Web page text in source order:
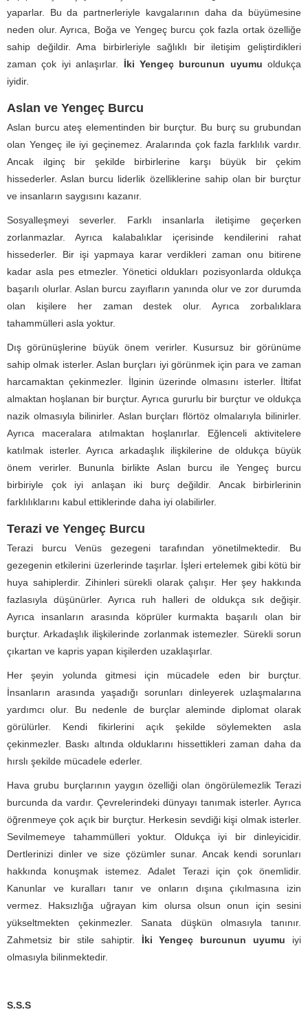
yaparlar. Bu da partnerleriyle kavgalarının daha da büyümesine
neden olur. Ayrıca, Boğa ve Yengeç burcu çok fazla ortak özelliğe
sahip değildir. Ama birbirleriyle sağlıklı bir iletişim geliştirdikleri
zaman çok iyi anlaşırlar. İki Yengeç burcunun uyumu oldukça
iyidir.
Aslan ve Yengeç Burcu
Aslan burcu ateş elementinden bir burçtur. Bu burç su grubundan
olan Yengeç ile iyi geçinemez. Aralarında çok fazla farklılık vardır.
Ancak ilginç bir şekilde birbirlerine karşı büyük bir çekim
hissederler. Aslan burcu liderlik özelliklerine sahip olan bir burçtur
ve insanların saygısını kazanır.
Sosyalleşmeyi severler. Farklı insanlarla iletişime geçerken
zorlanmazlar. Ayrıca kalabalıklar içerisinde kendilerini rahat
hissederler. Bir işi yapmaya karar verdikleri zaman onu bitirene
kadar asla pes etmezler. Yönetici oldukları pozisyonlarda oldukça
başarılı olurlar. Aslan burcu zayıfların yanında olur ve zor durumda
olan kişilere her zaman destek olur. Ayrıca zorbalıklara
tahammülleri asla yoktur.
Dış görünüşlerine büyük önem verirler. Kusursuz bir görünüme
sahip olmak isterler. Aslan burçları iyi görünmek için para ve zaman
harcamaktan çekinmezler. İlginin üzerinde olmasını isterler. İltifat
almaktan hoşlanan bir burçtur. Ayrıca gururlu bir burçtur ve oldukça
nazik olmasıyla bilinirler. Aslan burçları flörtöz olmalarıyla bilinirler.
Ayrıca maceralara atılmaktan hoşlanırlar. Eğlenceli aktivitelere
katılmak isterler. Ayrıca arkadaşlık ilişkilerine de oldukça büyük
önem verirler. Bununla birlikte Aslan burcu ile Yengeç burcu
birbiriyle çok iyi anlaşan iki burç değildir. Ancak birbirlerinin
farklılıklarını kabul ettiklerinde daha iyi olabilirler.
Terazi ve Yengeç Burcu
Terazi burcu Venüs gezegeni tarafından yönetilmektedir. Bu
gezegenin etkilerini üzerlerinde taşırlar. İşleri ertelemek gibi kötü bir
huya sahiplerdir. Zihinleri sürekli olarak çalışır. Her şey hakkında
fazlasıyla düşünürler. Ayrıca ruh halleri de oldukça sık değişir.
Ayrıca insanların arasında köprüler kurmakta başarılı olan bir
burçtur. Arkadaşlık ilişkilerinde zorlanmak istemezler. Sürekli sorun
çıkartan ve kapris yapan kişilerden uzaklaşırlar.
Her şeyin yolunda gitmesi için mücadele eden bir burçtur.
İnsanların arasında yaşadığı sorunları dinleyerek uzlaşmalarına
yardımcı olur. Bu nedenle de burçlar aleminde diplomat olarak
görülürler. Kendi fikirlerini açık şekilde söylemekten asla
çekinmezler. Baskı altında olduklarını hissettikleri zaman daha da
hırslı şekilde mücadele ederler.
Hava grubu burçlarının yaygın özelliği olan öngörülemezlik Terazi
burcunda da vardır. Çevrelerindeki dünyayı tanımak isterler. Ayrıca
öğrenmeye çok açık bir burçtur. Herkesin sevdiği kişi olmak isterler.
Sevilmemeye tahammülleri yoktur. Oldukça iyi bir dinleyicidir.
Dertlerinizi dinler ve size çözümler sunar. Ancak kendi sorunları
hakkında konuşmak istemez. Adalet Terazi için çok önemlidir.
Kanunlar ve kuralları tanır ve onların dışına çıkılmasına izin
vermez. Haksızlığa uğrayan kim olursa olsun onun için sesini
yükseltmekten çekinmezler. Sanata düşkün olmasıyla tanınır.
Zahmetsiz bir stile sahiptir. İki Yengeç burcunun uyumu iyi
olmasıyla bilinmektedir.
S.S.S